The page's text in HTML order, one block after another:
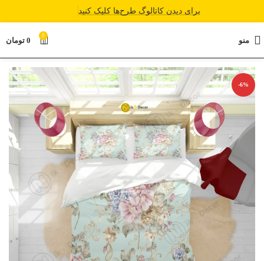
برای دیدن کاتالوگ طرح‌ها کلیک کنید
منو
0
0 تومان
-6%